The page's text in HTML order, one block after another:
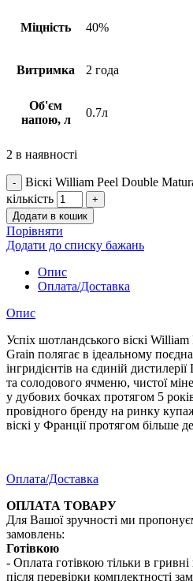
Міцність 40%
Витримка 2 года
Об'єм
напою, л
0.7л
2 в наявності
Віскі William Peel Double
кількість
Додати в кошик
Порівняти
Додати до списку бажань
Опис
Оплата/Доставка
Опис
Успіх шотландського віскі
Grain полягає в ідеальному
інгридієнтів на єдиній
та солодового ячменю, чистої
у дубових бочках протягом 5
провідного бренду на ринку
віскі у Франції протягом більше
Оплата/Доставка
ОПЛАТА ТОВАРУ
Для Вашої зручності ми
замовлень:
Готівкою
- Оплата готівкою тільки в
після перевірки комплектності